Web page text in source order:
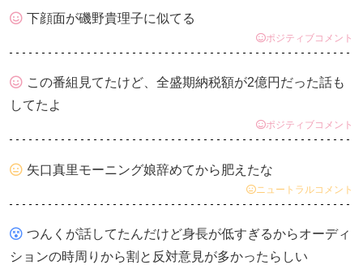
下顔面が磯野貴理子に似てる
ポジティブコメント
この番組見てたけど、全盛期納税額が2億円だった話も
してたよ
ポジティブコメント
矢口真里モーニング娘辞めてから肥えたな
ニュートラルコメント
つんくが話してたんだけど身長が低すぎるからオーディ
ションの時周りから割と反対意見が多かったらしい